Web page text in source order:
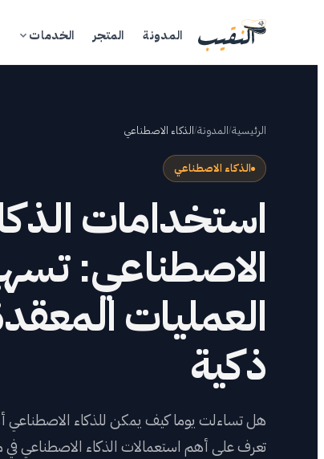
المدونة المتجر الخدمات
الرئيسية/المدونة/الذكاء الاصطناعي
الذكاء الاصطناعي
استخدامات
الاصطناعي:
العمليات
ذكية
هل تساءلت يوما كيف يمكن للذكاء الاصطناعي
تعرف على أهم استعمالات الذكاء الاصطناعي